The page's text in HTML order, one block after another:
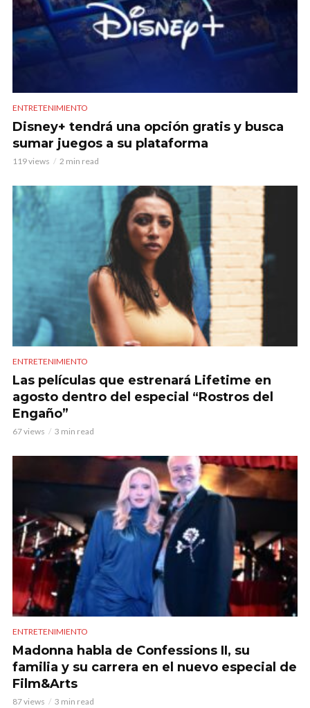
ENTRETENIMIENTO
Disney+ tendrá una opción gratis y busca
sumar juegos a su plataforma
119 views 2 min read
ENTRETENIMIENTO
Las películas que estrenará Lifetime en
agosto dentro del especial “Rostros del
Engaño”
67 views 3 min read
ENTRETENIMIENTO
Madonna habla de Confessions II, su
familia y su carrera en el nuevo especial de
Film&Arts
87 views 3 min read